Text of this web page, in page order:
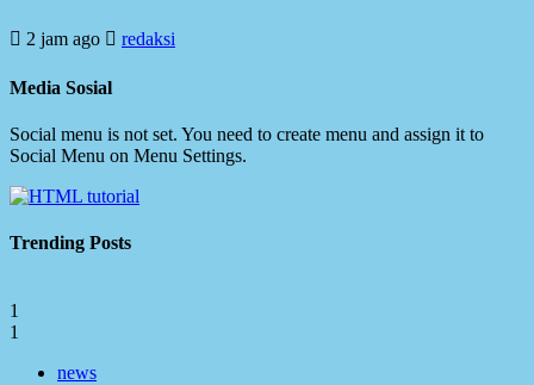
2 jam ago redaksi
Media Sosial
Social menu is not set. You need to create menu and assign it to
Social Menu on Menu Settings.
Trending Posts
1
1
news